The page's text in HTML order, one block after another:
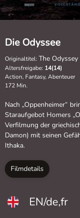
Die Odyssee
Originaltitel: The Odyssey
Altersfreigabe: 14(14)
Action, Fantasy, Abenteuer
172 Min.
Nach „Oppenheimer“
Staraufgebot Homers
Verfilmung der
Damon) mit seinen
Ithaka.
Filmdetails
EN/de,fr